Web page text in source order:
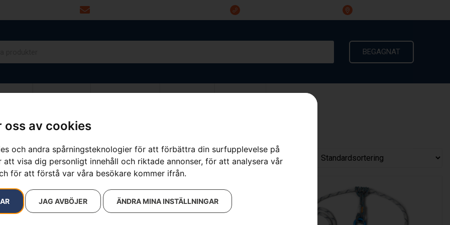
oss av cookies
och andra spårningsteknologier för att förbättra din surfupplevelse på
visa dig personligt innehåll och riktade annonser, för att analysera vår
för att förstå var våra besökare kommer ifrån.
JAG AVBÖJER ÄNDRA MINA INSTÄLLNINGAR
BEGAGNAT